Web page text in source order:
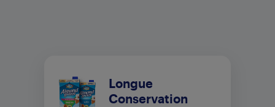
Longue
Conservation